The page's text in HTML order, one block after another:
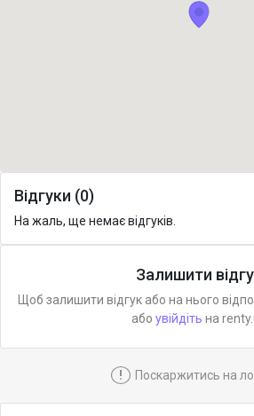
Відгуки (0)
На жаль, ще немає відгуків.
Залишити
Щоб залишити відгук або на нього
або увійдіть на
! Поскаржитись на